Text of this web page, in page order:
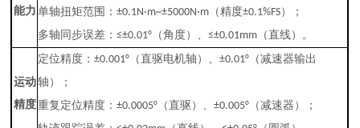
能力 单轴扭矩范围：±0.1N·m~±5000N·m （精度±0.1%FS）；
多轴同步误差：≤±0.01° （角度）、≤±0.01mm （直线）。
运动
精度
定位精度：±0.001° （直驱电机轴）、±0.01° （减速器输出
轴）；
重复定位精度：±0.0005° （直驱）、±0.005° （减速器）；